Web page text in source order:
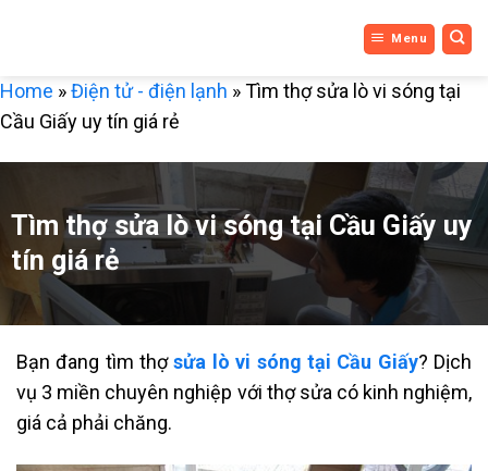
Menu
Home »Điện tử - điện lạnh »Tìm thợ sửa lò vi sóng tại
Cầu Giấy uy tín giá rẻ
Tìm thợ sửa lò vi sóng tại Cầu Giấy uy
tín giá rẻ
Bạn đang tìm thợsửa lò vi sóng tại Cầu Giấy? Dịch
vụ 3 miền chuyên nghiệp với thợ sửa có kinh nghiệm,
giá cả phải chăng.